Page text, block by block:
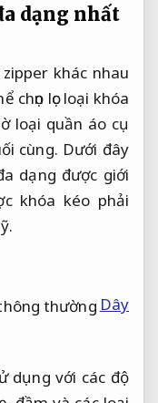
dạng nhất
khác nhau
lọc loại khóa
loại quần áo cụ
cùng. Dưới đây
dạng được giới
khóa kéo phải
Dây
dụng với các độ